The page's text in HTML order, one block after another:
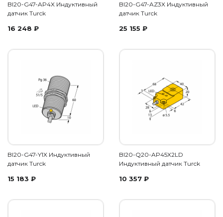
BI20-G47-AP4X Индуктивный
датчик Turck
16 248 ₽
BI20-G47-AZ3X Индуктивный
датчик Turck
25 155 ₽
BI20-G47-Y1X Индуктивный
датчик Turck
15 183 ₽
BI20-Q20-AP45X2LD
Индуктивный датчик Turck
10 357 ₽